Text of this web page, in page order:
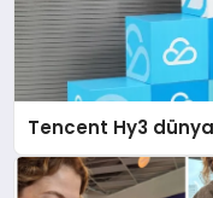
Tencent Hy3